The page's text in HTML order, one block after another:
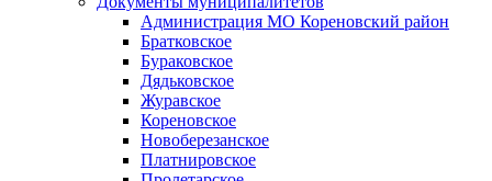
Администрация МО Кореновский район
Братковское
Бураковское
Дядьковское
Журавское
Кореновское
Новоберезанское
Платнировское